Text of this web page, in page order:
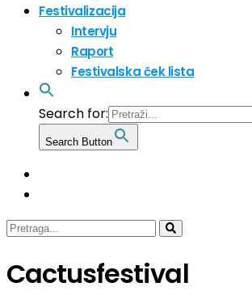
Festivalizacija
Intervju
Raport
Festivalska ček lista
Search for:
Search Button
Cactusfestival